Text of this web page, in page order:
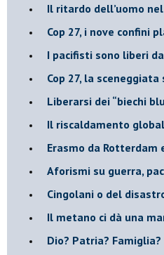
​Il ritardo dell’uomo
​Cop 27, i nove confini
​I pacifisti sono liberi
​Cop 27, la
​Liberarsi dei “biechi
Il riscaldamento
​Erasmo da Rotterdam
​Aforismi su guerra,
Cingolani o del
​Il metano ci dà una
​Dio? Patria? Famiglia?